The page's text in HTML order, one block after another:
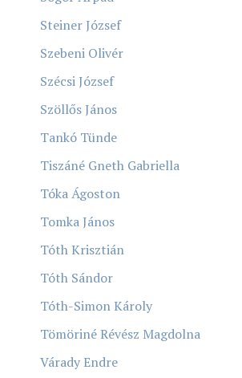
Steiner József
Szebeni Olivér
Szécsi József
Szöllős János
Tankó Tünde
Tiszáné Gneth Gabriella
Tóka Ágoston
Tomka János
Tóth Krisztián
Tóth Sándor
Tóth-Simon Károly
Tömöriné Révész Magdolna
Várady Endre